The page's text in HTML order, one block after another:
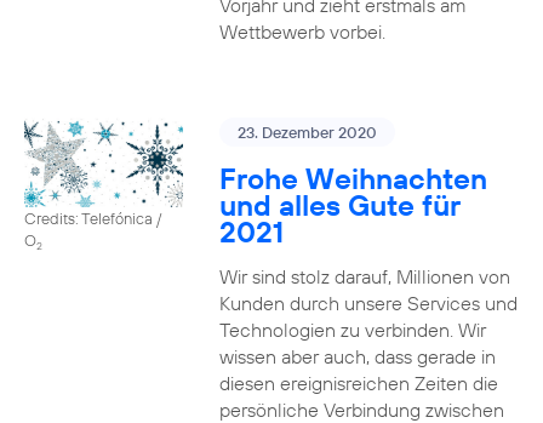
Vorjahr und zieht erstmals am
Wettbewerb vorbei.
Credits: Telefónica /
O2
23. Dezember 2020
Frohe Weihnachten
und alles Gute für
2021
Wir sind stolz darauf, Millionen von
Kunden durch unsere Services und
Technologien zu verbinden. Wir
wissen aber auch, dass gerade in
diesen ereignisreichen Zeiten die
persönliche Verbindung zwischen